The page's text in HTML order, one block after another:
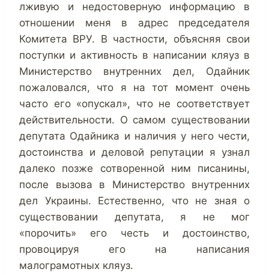
лживую и недостоверную информацию в
отношении меня в адрес председателя
Комитета ВРУ. В частности, объясняя свои
поступки и активность в написании кляуз в
Министерство внутренних дел, Одайник
пожаловался, что я на тот момент очень
часто его «опускал», что не соответствует
действительности. О самом существовании
депутата Одайника и наличия у него чести,
достоинства и деловой репутации я узнал
далеко позже сотворенной ним писанины,
после вызова в Министерство внутренних
дел Украины. Естественно, что не зная о
существовании депутата, я не мог
«порочить» его честь и достоинство,
провоцируя его на написания
малограмотных кляуз.